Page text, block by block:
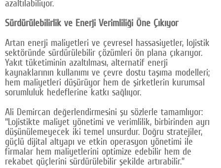
azaltılabiliyor.
Sürdürülebilirlik ve Enerji Verimliliği Öne Çıkıyor
Artan enerji maliyetleri ve çevresel hassasiyetler, lojistik
sektöründe sürdürülebilir çözümleri ön plana çıkarıyor.
Yakıt tüketiminin azaltılması, alternatif enerji
kaynaklarının kullanımı ve çevre dostu taşıma modelleri;
hem maliyetleri düşürüyor hem de şirketlerin kurumsal
sorumluluk hedeflerine katkı sağlıyor.
Ali Demircan değerlendirmesini şu sözlerle tamamlıyor:
“Lojistikte maliyet yönetimi ve verimlilik, birbirinden ayrı
düşünülemeyecek iki temel unsurdur. Doğru stratejiler,
güçlü dijital altyapı ve etkin operasyon yönetimi ile
firmalar hem maliyetlerini optimize edebilir hem de
rekabet güçlerini sürdürülebilir şekilde artırabilir.”